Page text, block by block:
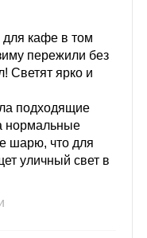
для кафе в том
пережили без
Светят ярко и
подходящие
нормальные
шарю, что для
уличный свет в